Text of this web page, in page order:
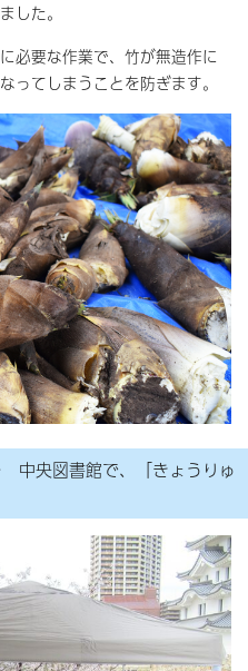
した。
必要な作業で、竹が無造作に
ってしまうことを防ぎます。
央図書館で、「きょうりゅ